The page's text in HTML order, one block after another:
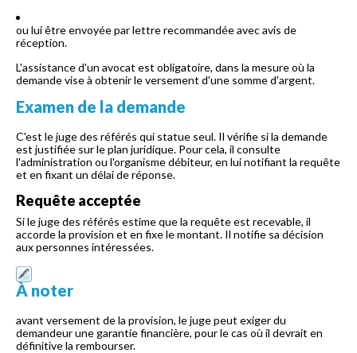
ou lui être envoyée par lettre recommandée avec avis de
réception.
L'assistance d'un avocat est obligatoire, dans la mesure où la
demande vise à obtenir le versement d'une somme d'argent.
Examen de la demande
C'est le juge des référés qui statue seul. Il vérifie si la demande
est justifiée sur le plan juridique. Pour cela, il consulte
l'administration ou l'organisme débiteur, en lui notifiant la requête
et en fixant un délai de réponse.
Requête acceptée
Si le juge des référés estime que la requête est recevable, il
accorde la provision et en fixe le montant. Il notifie sa décision
aux personnes intéressées.
À noter
avant versement de la provision, le juge peut exiger du
demandeur une garantie financière, pour le cas où il devrait en
définitive la rembourser.